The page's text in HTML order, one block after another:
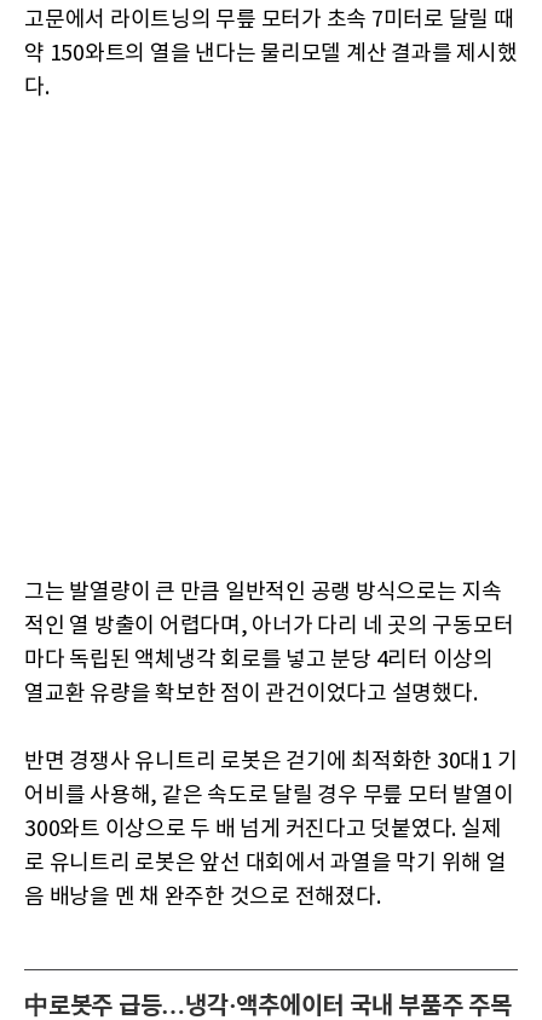
고문에서 라이트닝의 무릎 모터가 초속 7미터로 달릴 때
약 150와트의 열을 낸다는 물리모델 계산 결과를 제시했
다.
그는 발열량이 큰 만큼 일반적인 공랭 방식으로는 지속
적인 열 방출이 어렵다며, 아너가 다리 네 곳의 구동모터
마다 독립된 액체냉각 회로를 넣고 분당 4리터 이상의
열교환 유량을 확보한 점이 관건이었다고 설명했다.
반면 경쟁사 유니트리 로봇은 걷기에 최적화한 30대1 기
어비를 사용해, 같은 속도로 달릴 경우 무릎 모터 발열이
300와트 이상으로 두 배 넘게 커진다고 덧붙였다. 실제
로 유니트리 로봇은 앞선 대회에서 과열을 막기 위해 얼
음 배낭을 멘 채 완주한 것으로 전해졌다.
中로봇주 급등…냉각·액추에이터 국내 부품주 주목